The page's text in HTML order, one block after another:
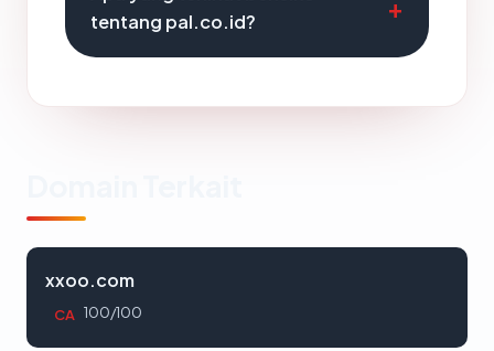
tentang pal.co.id?
xxoo.com
CA 100/100